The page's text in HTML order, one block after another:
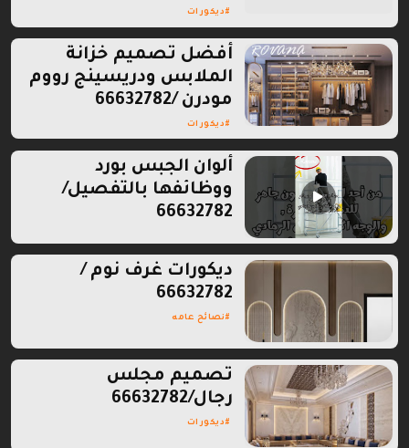
ديكورات
أفضل تصميم خزانة
الملابس ودريسينج رووم
مودرن /66632782
ديكورات
ألوان الجبس بورد
ووظائفها بالتفصيل/
66632782
ديكورات غرف نوم /
66632782
نصائح عامه
تصميم مجلس
رجال/66632782
ديكورات